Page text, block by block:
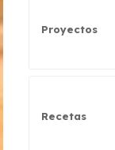
Proyectos
Recetas